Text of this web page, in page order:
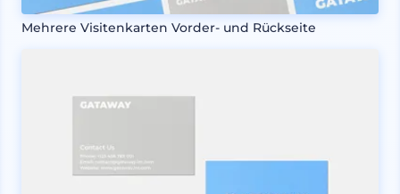
Mehrere Visitenkarten Vorder- und Rückseite